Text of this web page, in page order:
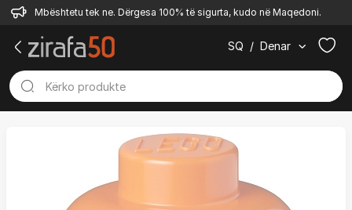
Mbështetu tek ne. Dërgesa 100% të sigurta, kudo në Maqedoni.
SQ / Denar